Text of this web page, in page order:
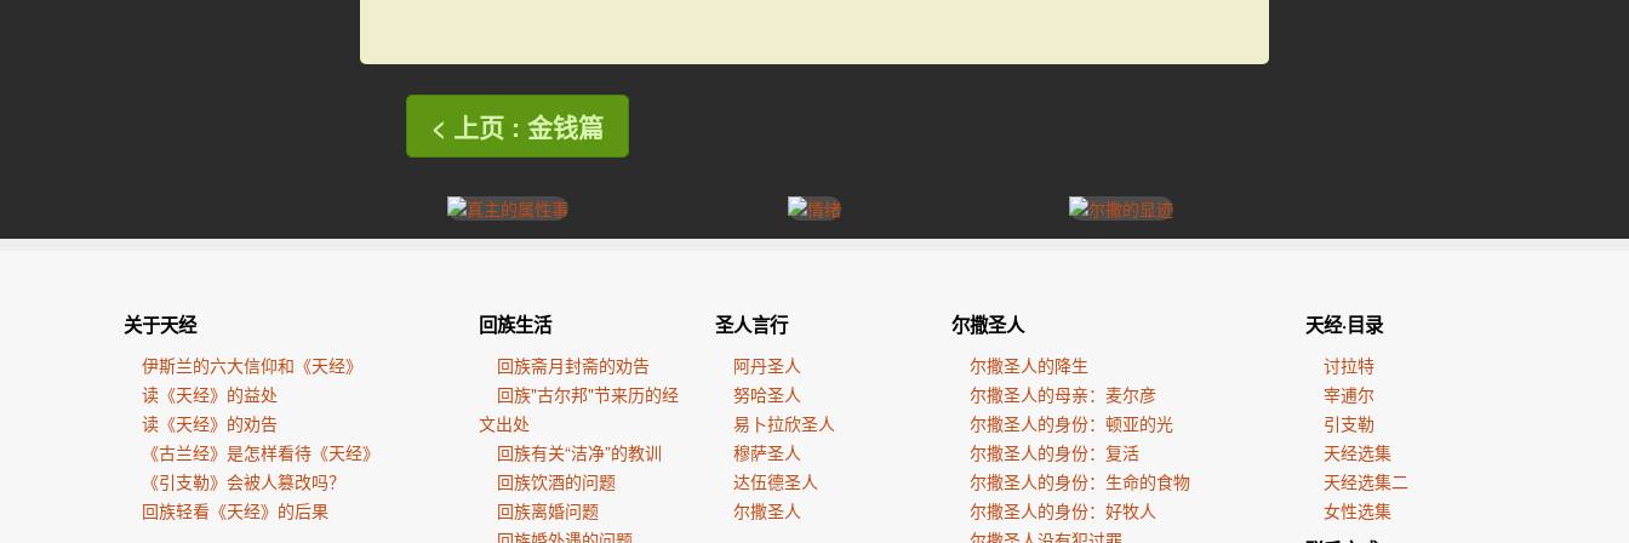
< 上页 : 金钱篇
关于天经
伊斯兰的六大信仰和《天经》
读《天经》的益处
读《天经》的劝告
《古兰经》是怎样看待《天经》
《引支勒》会被人篡改吗？
回族轻看《天经》的后果
回族生活
回族斋月封斋的劝告
回族"古尔邦"节来历的经
文出处
回族有关“洁净”的教训
回族饮酒的问题
回族离婚问题
圣人言行
阿丹圣人
努哈圣人
易卜拉欣圣人
穆萨圣人
达伍德圣人
尔撒圣人
尔撒圣人
尔撒圣人的降生
尔撒圣人的母亲：麦尔彦
尔撒圣人的身份：顿亚的光
尔撒圣人的身份：复活
尔撒圣人的身份：生命的食物
尔撒圣人的身份：好牧人
天经·目录
讨拉特
宰逋尔
引支勒
天经选集
天经选集二
女性选集